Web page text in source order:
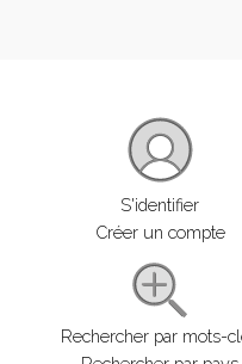
S'identifier
Créer un compte
Rechercher par mots-